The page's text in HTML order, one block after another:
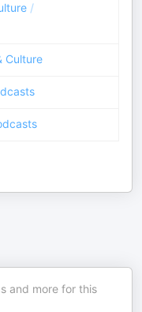
/
Culture
and more for this